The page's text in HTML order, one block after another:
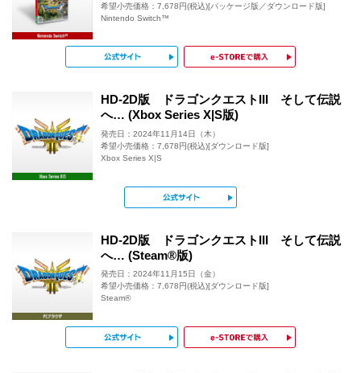
希望小売価格：7,678円(税込)[パッケージ版／ダウンロード版]
Nintendo Switch™
公式サイト
HD-2D版 ドラゴンクエストIII そして伝説
へ… (Xbox Series X|S版)
発売日：2024年11月14日（木）
希望小売価格：7,678円(税込)[ダウンロード版]
Xbox Series X|S
HD-2D版 ドラゴンクエストIII そして伝説
へ… (Steam®版)
発売日：2024年11月15日（金）
希望小売価格：7,678円(税込)[ダウンロード版]
Steam®
公式サイト